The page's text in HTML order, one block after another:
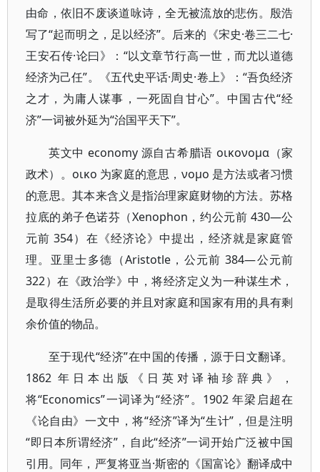
由命，依旧不废谈道咏诗，全无被流放的悲伤。殷浩
写了“起而明之，足以经济”。后来的《宋史·卷三二七·
王安石传·论曰》：“以文章节行高一世，而尤以道德
经济为己任”。《五代史平话·周史·卷上》：“吾负经济
之才，为庸人谋事，一死固自甘心”。中国古代“经
济”一词被外延为“治国平天下”。
英文中 economy 源自古希腊语 οικονομα（家
政术）。οικο 为家庭的意思，νομο 是方法或者习惯
的意思。其本来含义是指治理家庭财物的方法。苏格
拉底的弟子色诺芬（Xenophon，约公元前 430—公
元前 354）在《经济论》中提出，经济就是家庭管
理。亚里士多德（Aristotle，公元前 384—公元前
322）在《政治学》中，将经济定义为一种谋生术，
是取得生活所必要的并且对家庭和国家有用的具有剩
余价值的物品。
至于现代“经济”在中国的传播，源于日文翻译。
1862 年日本出版《日英对译袖珍辞典》，
将“Economics”一词译为“经济”。1902 年梁启超在
《论自由》一文中，将“经济”译为“生计”，但是注明
“即日本所谓经济”，自此“经济”一词开始广泛被中国
引用。同年，严复将亚当·斯密的《国富论》翻译成中